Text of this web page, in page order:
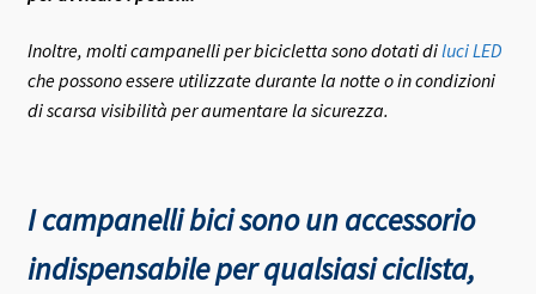
Inoltre, molti campanelli per bicicletta sono dotati diluci LED
che possono essere utilizzate durante la notte o in condizioni
di scarsa visibilità per aumentare la sicurezza.
I campanelli bici sono un accessorio
indispensabile per qualsiasi ciclista,